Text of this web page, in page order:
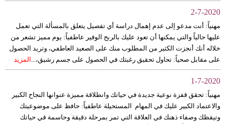
2-7-2020
مهنياً: أنت مدعو إلى عدم إهمال دراسة أي تفصيل يتعلق بالمسألة التي تعمل
عليها حالياً والتي يمكنها أن تعود عليك بالربح الوفير عاطفياً: يوم مميز تشعر من
خلاله أنك أنجزت الكثير من المطلوب منك على الصعيد العاطفي، وتريد الحصول
على مقابل صحياً: تحاول تحقيق رغبتك في الحصول على جسم رشيق،... المزيد
1-7-2020
مهنياً: تحقق قفزة نوعية جديدة في حياتك وانطلاقة مميزة عنوانها النجاح الكبير
والاعتماد الكبير عليك في المهام المستحيلة عاطفياً: حافظ على موضوعيتك
وتيقظك وصفاء ذهنك في العلاقة التي تمر بمرحلة دقيقة وحاسمة في حياتك